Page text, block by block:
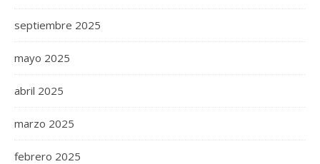
septiembre 2025
mayo 2025
abril 2025
marzo 2025
febrero 2025